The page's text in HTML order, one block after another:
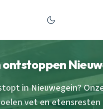
in Nieuwegein?
vet en